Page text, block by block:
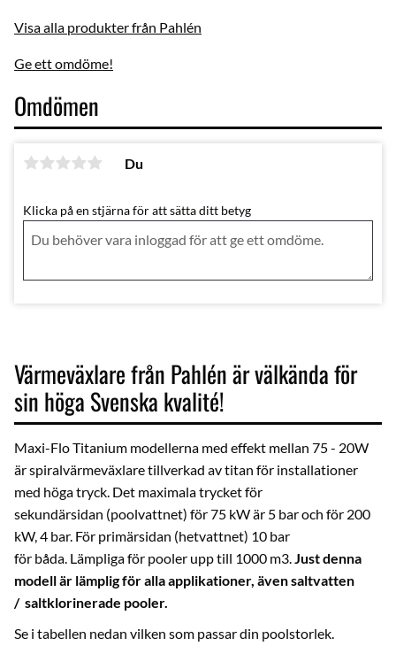
Visa alla produkter från Pahlén
Ge ett omdöme!
Värmeväxlare från Pahlén är välkända för
sin höga Svenska kvalité!
Maxi-Flo Titanium modellerna med effekt mellan 75 - 20W
är spiralvärmeväxlare tillverkad av titan för installationer
med höga tryck. Det maximala trycket för
sekundärsidan (poolvattnet) för 75 kW är 5 bar och för 200
kW, 4 bar. För primärsidan (hetvattnet) 10 bar
för båda. Lämpliga för pooler upp till 1000 m3.Just denna
modell är lämplig för alla applikationer, även saltvatten
/ saltklorinerade pooler.
Se i tabellen nedan vilken som passar din poolstorlek.
Omdömen
Du
Klicka på en stjärna för att sätta ditt betyg